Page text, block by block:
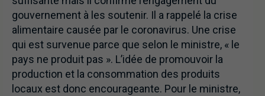
gouvernement à les soutenir. Il a rappelé la crise
alimentaire causée par le coronavirus. Une crise
qui est survenue parce que selon le ministre, « le
pays ne produit pas ». L’idée de promouvoir la
production et la consommation des produits
locaux est donc encourageante. Pour le ministre,